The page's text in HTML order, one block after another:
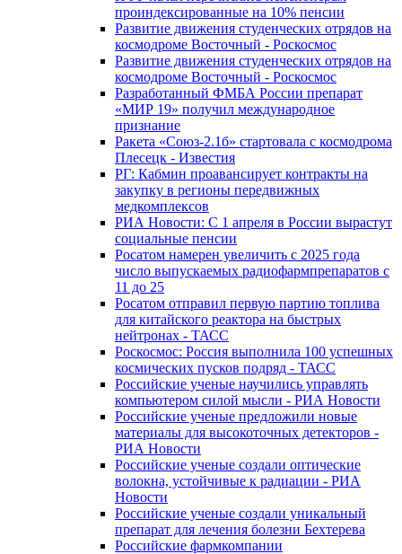
проиндексированные на 10% пенсии
Развитие движения студенческих отрядов на
космодроме Восточный - Роскосмос
Развитие движения студенческих отрядов на
космодроме Восточный - Роскосмос
Разработанный ФМБА России препарат
«МИР 19» получил международное
признание
Ракета «Союз-2.1б» стартовала с космодрома
Плесецк - Известия
РГ: Кабмин проавансирует контракты на
закупку в регионы передвижных
медкомплексов
РИА Новости: С 1 апреля в России вырастут
социальные пенсии
Росатом намерен увеличить с 2025 года
число выпускаемых радиофармпрепаратов с
11 до 25
Росатом отправил первую партию топлива
для китайского реактора на быстрых
нейтронах - ТАСС
Роскосмос: Россия выполнила 100 успешных
космических пусков подряд - ТАСС
Российские ученые научились управлять
компьютером силой мысли - РИА Новости
Российские ученые предложили новые
материалы для высокоточных детекторов -
РИА Новости
Российские ученые создали оптические
волокна, устойчивые к радиации - РИА
Новости
Российские ученые создали уникальный
препарат для лечения болезни Бехтерева
Российские фармкомпании